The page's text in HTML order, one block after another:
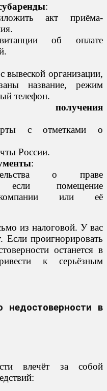
:
акт приёма-
об оплате
вывеской организации,
название, режим
телефон.
получения
с отметками о
России.
:
о праве
если помещение
компании или её
из налоговой. У вас
Если проигнорировать
останется в
к серьёзным
недостоверности в
влечёт за собой